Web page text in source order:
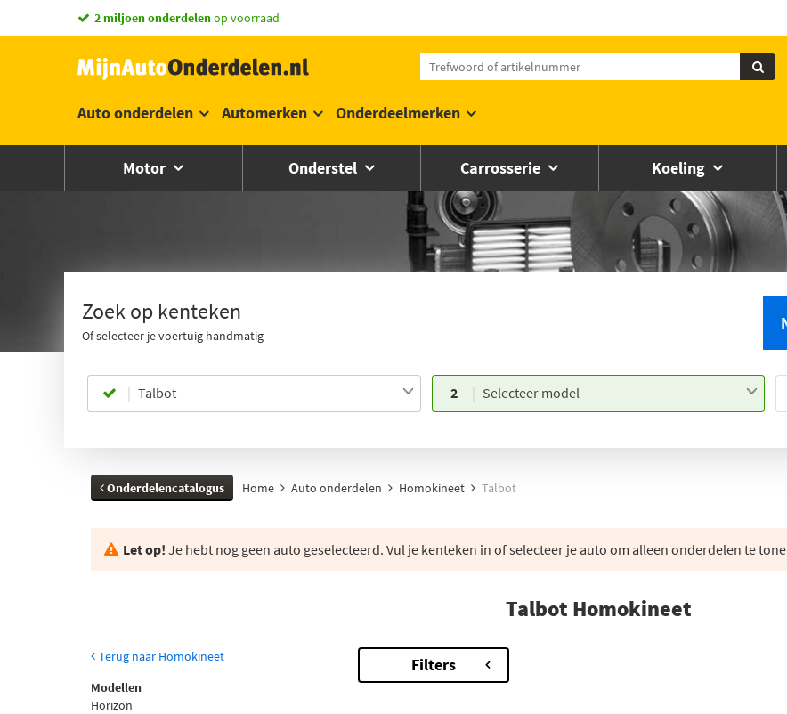
2 miljoen onderdelenop voorraad
Auto onderdelen Automerken Onderdeelmerken
Motor Onderstel Carrosserie Koeling
Zoek op kenteken
Of selecteer je voertuig handmatig
Talbot 2 Selecteer model
Onderdelencatalogus Home Auto onderdelen Homokineet Talbot
Let op! Je hebt nog geen auto geselecteerd. Vul je kenteken in of selecteer je auto om alleen onderdelen te
Talbot Homokineet
Terug naar Homokineet
Modellen
Horizon
Filters